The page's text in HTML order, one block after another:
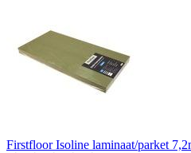
Firstfloor Isoline laminaat/parket